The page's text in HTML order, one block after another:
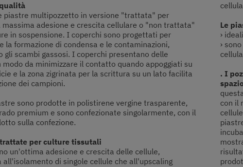
piastre multipozzetto in versione "trattata" per
massima adesione e crescita cellulare o "non trattata"
in sospensione. I coperchi sono progettati per
la formazione di condensa e le contaminazioni,
gli scambi gassosi. I coperchi presentano delle
modo da minimizzare il contatto quando appoggiati su
e la zona zigrinata per la scrittura su un lato facilita
dei campioni.
sono prodotte in polistirene vergine trasparente,
premium e sono confezionate singolarmente, con il
sulla confezione.
per culture tissutali
un'ottima adesione e crescita delle cellule,
all'isolamento di singole cellule che all'upscaling
Le
›
›
. I
con il